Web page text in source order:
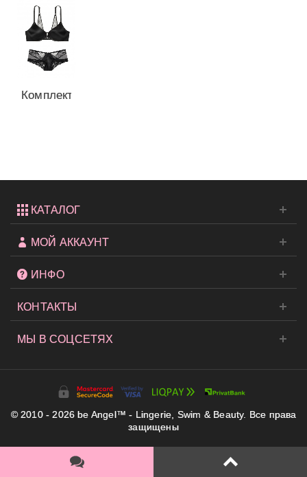
Комплект
КАТАЛОГ
МОЙ АККАУНТ
ИНФО
КОНТАКТЫ
МЫ В СОЦСЕТЯХ
© 2010 - 2026 be Angel™ - Lingerie, Swim & Beauty. Все права
защищены